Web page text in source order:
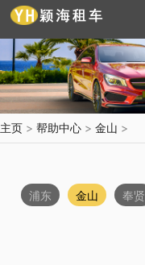
主页 > 帮助中心 > 金山 >
浦东 金山 奉贤